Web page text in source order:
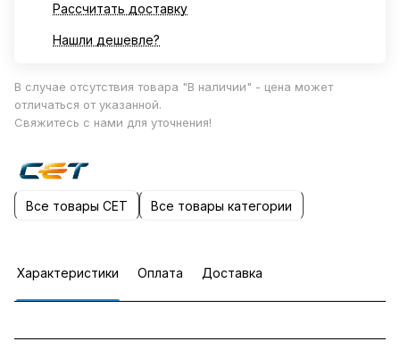
Рассчитать доставку
Нашли дешевле?
В случае отсутствия товара "В наличии" - цена может
отличаться от указанной.
Свяжитесь с нами для уточнения!
Все товары CET Все товары категории
Характеристики Оплата Доставка